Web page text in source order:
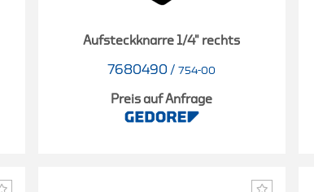
Aufsteckknarre 1/4" rechts
7680490 / 754-00
Preis auf Anfrage